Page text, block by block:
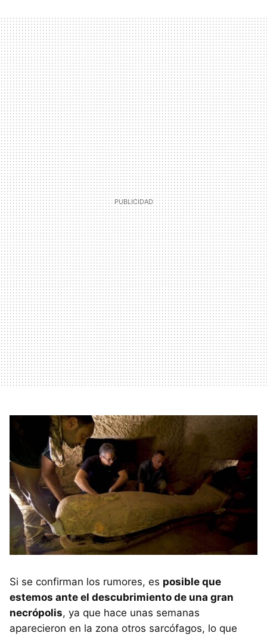
Si se confirman los rumores, es posible que
estemos ante el descubrimiento de una gran
necrópolis, ya que hace unas semanas
aparecieron en la zona otros sarcófagos, lo que